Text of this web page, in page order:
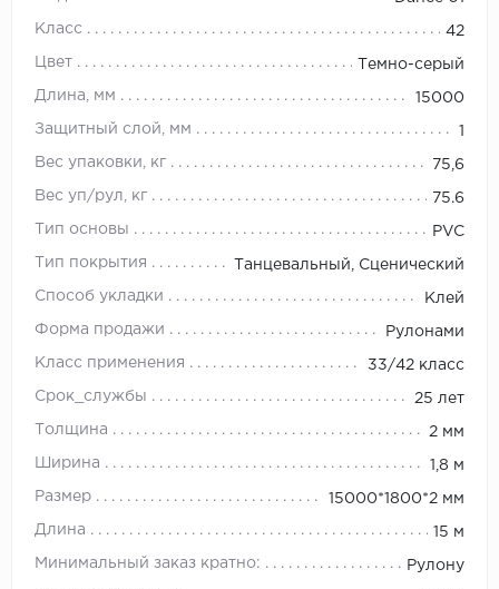
Класс 42
Цвет Темно-серый
Длина, мм 15000
Защитный слой, мм
Вес упаковки, кг 75,6
Вес уп/рул, кг 75.6
Тип основы PVC
Тип покрытия Танцевальный, Сценический
Способ укладки Клей
Форма продажи Рулонами
Класс применения 33/42 класс
Срок_службы 25 лет
Толщина 2 мм
Ширина 1,8 м
Размер 15000*1800*2 мм
Длина 15 м
Минимальный заказ кратно: Рулону